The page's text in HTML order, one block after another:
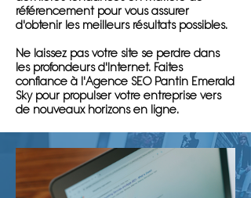
référencement pour vous assurer
d'obtenir les meilleurs résultats possibles.
Ne laissez pas votre site se perdre dans
les profondeurs d'Internet. Faites
confiance à l'Agence SEO Pantin Emerald
Sky pour propulser votre entreprise vers
de nouveaux horizons en ligne.